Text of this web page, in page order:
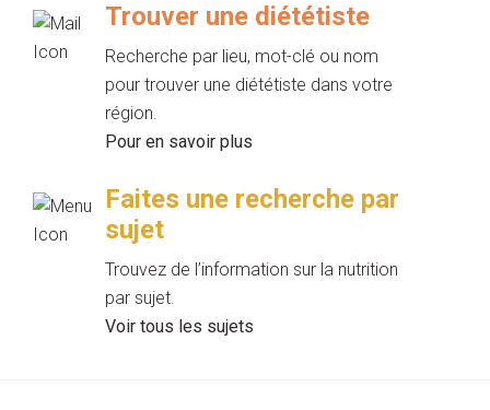
Trouver une diététiste
Recherche par lieu, mot-clé ou nom
pour trouver une diététiste dans votre
région.
Pour en savoir plus
Faites une recherche par
sujet
Trouvez de l’information sur la nutrition
par sujet.
Voir tous les sujets